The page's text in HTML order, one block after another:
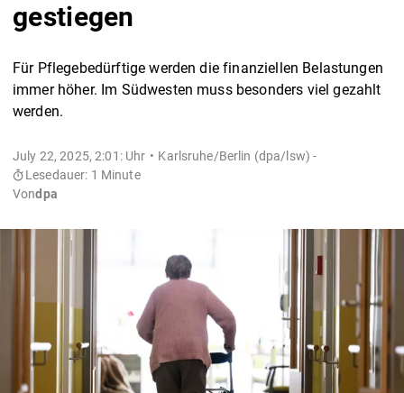
gestiegen
Für Pflegebedürftige werden die finanziellen Belastungen
immer höher. Im Südwesten muss besonders viel gezahlt
werden.
July 22, 2025, 2:01: Uhr
Karlsruhe/Berlin (dpa/lsw) -
Lesedauer: 1 Minute
Vondpa